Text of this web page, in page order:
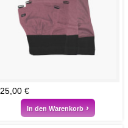
25,00 €
In den Warenkorb